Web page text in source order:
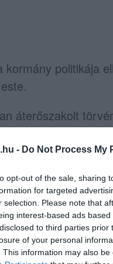
- Do Not Process My
opt-out of the sale, sharing
for targeted
selection. Please note that
interest-based ads
to third parties
of your personal
This information may also
politikája
áterőszakolt
előtt, a
nemet,
Szabad ország,
a Parlament
szóló
ellehetetleníti a